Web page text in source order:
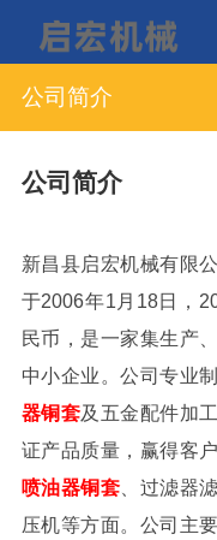
公司简介
公司简介
新昌县启宏机械有限
于2006年1月18日，
民币，是一家集生产
中小企业。公司专业
器铜套及五金配件加
证产品质量，赢得客
喷油器铜套 、过滤器
压机等方面。公司主